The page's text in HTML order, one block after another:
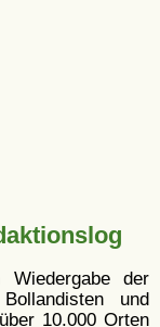
der
und
10.000 Orten